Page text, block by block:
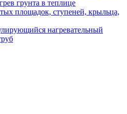
грунта в теплице
площадок, ступеней, крыльца,
нагревательный